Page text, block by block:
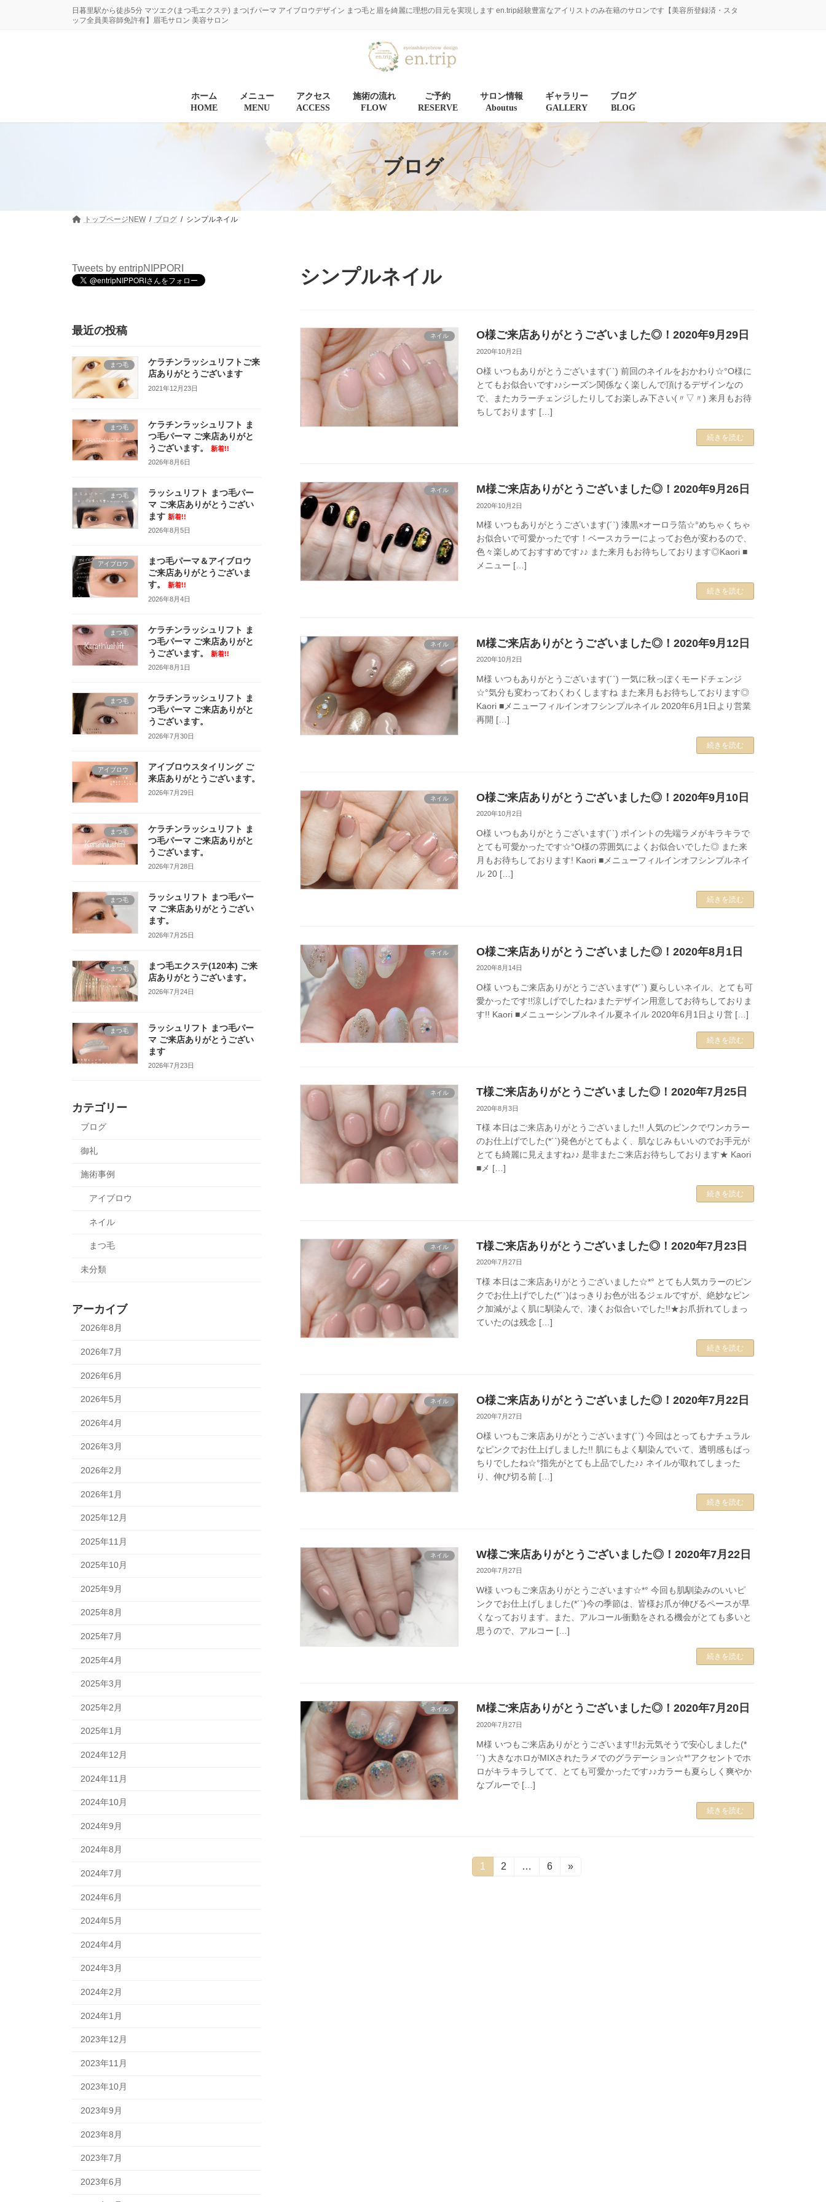
プ
動
日暮里駅から徒歩5分 マツエク(まつ毛エクステ) まつげパーマ アイブロウデザイン まつ毛と眉を綺麗に理想の目元を実現します en.trip経験豊富なアイリストのみ在籍のサロンです【美容所登録済・スタ
ッフ全員美容師免許有】眉毛サロン 美容サロン
ホーム
HOME
メニュー
MENU
アクセス
ACCESS
施術の流れ
FLOW
ご予約
RESERVE
サロン情報
Aboutus
ギャラリー
GALLERY
ブログ
BLOG
ブログ
トップページNEW ブログ シンプルネイル
シンプルネイル
ネイル O様ご来店ありがとうございました◎！2020年9月29日
2020年10月2日
O様 いつもありがとうございます(´`) 前回のネイルをおかわり☆°O様に
とてもお似合いです♪♪シーズン関係なく楽しんで頂けるデザインなの
で、またカラーチェンジしたりしてお楽しみ下さい(〃▽〃) 来月もお待
ちしております […]
続きを読む
ネイル M様ご来店ありがとうございました◎！2020年9月26日
2020年10月2日
M様 いつもありがとうございます(´`) 漆黒×オーロラ箔☆°めちゃくちゃ
お似合いで可愛かったです！ベースカラーによってお色が変わるので、
色々楽しめておすすめです♪♪ また来月もお待ちしております◎Kaori ■
メニュー […]
続きを読む
ネイル M様ご来店ありがとうございました◎！2020年9月12日
2020年10月2日
M様 いつもありがとうございます(´`) 一気に秋っぽくモードチェンジ
☆°気分も変わってわくわくしますね また来月もお待ちしております◎
Kaori ■メニューフィルインオフシンプルネイル 2020年6月1日より営業
再開 […]
続きを読む
ネイル O様ご来店ありがとうございました◎！2020年9月10日
2020年10月2日
O様 いつもありがとうございます(´`) ポイントの先端ラメがキラキラで
とても可愛かったです☆°O様の雰囲気によくお似合いでした◎ また来
月もお待ちしております! Kaori ■メニューフィルインオフシンプルネイ
ル 20 […]
続きを読む
ネイル O様ご来店ありがとうございました◎！2020年8月1日
2020年8月14日
O様 いつもご来店ありがとうございます(*´`) 夏らしいネイル、とても可
愛かったです!!涼しげでしたね♪またデザイン用意してお待ちしておりま
す!! Kaori ■メニューシンプルネイル夏ネイル 2020年6月1日より営 […]
続きを読む
ネイル T様ご来店ありがとうございました◎！2020年7月25日
2020年8月3日
T様 本日はご来店ありがとうございました!! 人気のピンクでワンカラー
のお仕上げでした(*´`)発色がとてもよく、肌なじみもいいのでお手元が
とても綺麗に見えますね♪♪ 是非またご来店お待ちしております★ Kaori
■メ […]
続きを読む
ネイル T様ご来店ありがとうございました◎！2020年7月23日
2020年7月27日
T様 本日はご来店ありがとうございました☆*° とても人気カラーのピン
クでお仕上げでした(*´`)はっきりお色が出るジェルですが、絶妙なピン
ク加減がよく肌に馴染んで、凄くお似合いでした!!★お爪折れてしまっ
ていたのは残念 […]
続きを読む
ネイル O様ご来店ありがとうございました◎！2020年7月22日
2020年7月27日
O様 いつもご来店ありがとうございます(´`) 今回はとってもナチュラル
なピンクでお仕上げしました!! 肌にもよく馴染んでいて、透明感もばっ
ちりでしたね☆°指先がとても上品でした♪♪ ネイルが取れてしまった
り、伸び切る前 […]
続きを読む
ネイル W様ご来店ありがとうございました◎！2020年7月22日
2020年7月27日
W様 いつもご来店ありがとうございます☆*° 今回も肌馴染みのいいピ
ンクでお仕上げしました(*´`)今の季節は、皆様お爪が伸びるペースが早
くなっております。また、アルコール衝動をされる機会がとても多いと
思うので、アルコー […]
続きを読む
ネイル M様ご来店ありがとうございました◎！2020年7月20日
2020年7月27日
M様 いつもご来店ありがとうございます!!お元気そうで安心しました(*
´`) 大きなホロがMIXされたラメでのグラデーション☆*°アクセントでホ
ロがキラキラしてて、とても可愛かったです♪♪カラーも夏らしく爽やか
なブルーで […]
続きを読む
固
定
1
固
2 …
固
6 »
Tweets by entripNIPPORI
最近の投稿
まつ毛
ケラチンラッシュリフトご来
店ありがとうございます
2021年12月23日
まつ毛
ケラチンラッシュリフト ま
つ毛パーマ ご来店ありがと
うございます。
新着!!
2026年8月6日
まつ毛
ラッシュリフト まつ毛パー
マ ご来店ありがとうござい
ます 新着!!
2026年8月5日
アイブロウ
まつ毛パーマ＆アイブロウ
ご来店ありがとうございま
す。
新着!!
2026年8月4日
まつ毛
ケラチンラッシュリフト ま
つ毛パーマ ご来店ありがと
うございます。
新着!!
2026年8月1日
まつ毛
ケラチンラッシュリフト ま
つ毛パーマ ご来店ありがと
うございます。
2026年7月30日
アイブロウ
アイブロウスタイリング ご
来店ありがとうございます。
2026年7月29日
まつ毛
ケラチンラッシュリフト ま
つ毛パーマ ご来店ありがと
うございます。
2026年7月28日
まつ毛
ラッシュリフト まつ毛パー
マ ご来店ありがとうござい
ます。
2026年7月25日
まつ毛
まつ毛エクステ(120本) ご来
店ありがとうございます。
2026年7月24日
まつ毛
ラッシュリフト まつ毛パー
マ ご来店ありがとうござい
ます
2026年7月23日
カテゴリー
ブログ
御礼
施術事例
アイブロウ
ネイル
まつ毛
未分類
アーカイブ
2026年8月
2026年7月
2026年6月
2026年5月
2026年4月
2026年3月
2026年2月
2026年1月
2025年12月
2025年11月
2025年10月
2025年9月
2025年8月
2025年7月
2025年4月
2025年3月
2025年2月
2025年1月
2024年12月
2024年11月
2024年10月
2024年9月
2024年8月
2024年7月
2024年6月
2024年5月
2024年4月
2024年3月
2024年2月
2024年1月
2023年12月
2023年11月
2023年10月
2023年9月
2023年8月
2023年7月
2023年6月